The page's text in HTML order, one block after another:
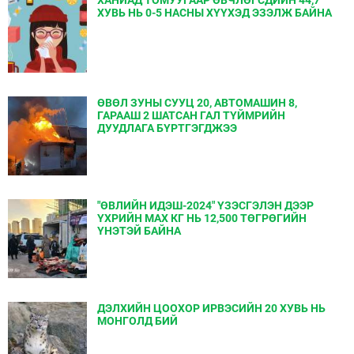
ХУВЬ НЬ 0-5 НАСНЫ ХҮҮХЭД ЭЗЭЛЖ БАЙНА
ӨВӨЛ ЗУНЫ СУУЦ 20, АВТОМАШИН 8,
ГАРААШ 2 ШАТСАН ГАЛ ТҮЙМРИЙН
ДУУДЛАГА БҮРТГЭГДЖЭЭ
"ӨВЛИЙН ИДЭШ-2024" ҮЗЭСГЭЛЭН ДЭЭР
ҮХРИЙН МАХ КГ НЬ 12,500 ТӨГРӨГИЙН
ҮНЭТЭЙ БАЙНА
ДЭЛХИЙН ЦООХОР ИРВЭСИЙН 20 ХУВЬ НЬ
МОНГОЛД БИЙ